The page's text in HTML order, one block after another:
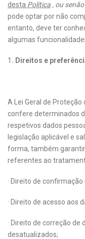
desta Política , ou
pode optar por não
entanto, deve ter
algumas
1 . Direitos e
A Lei Geral de Proteção
confere determinados
respetivos dados
legislação aplicável e
forma, também
referentes ao
· Direito de
· Direito de acesso aos
· Direito de correção
desatualizados;